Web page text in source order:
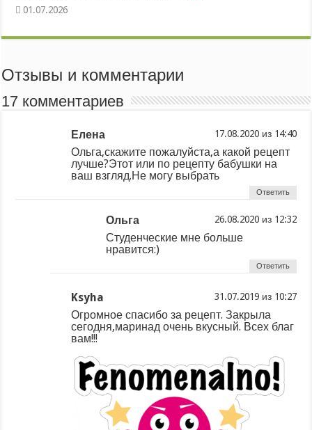
Отзывы и комментарии
17 комментариев
Елена из
Ольга,скажите пожалуйста,а какой рецепт
лучше?Этот или по рецепту бабушки на
ваш взгляд.Не могу выбрать
Ответить
Ольга из
Студенческие мне больше
нравится:)
Ответить
Ksyha из
Огромное спасибо за рецепт. Закрыла
сегодня,маринад очень вкусный. Всех благ
вам!!!